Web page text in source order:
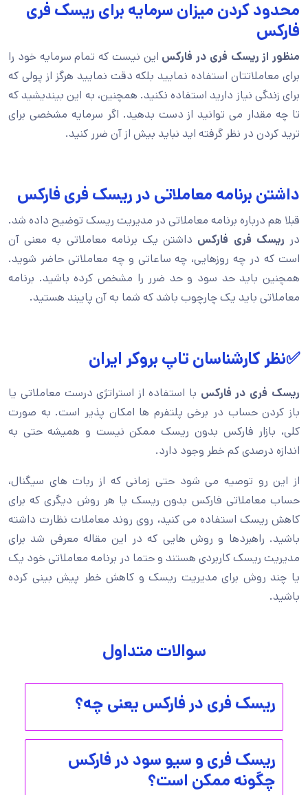
محدود کردن میزان سرمایه برای ریسک فری
فارکس
منظور از ریسک فری در فارکس این نیست که تمام سرمایه خود را
برای معاملاتتان استفاده نمایید بلکه دقت نمایید هرگز از پولی که
برای زندگی نیاز دارید استفاده نکنید. همچنین، به این بیندیشید که
تا چه مقدار می توانید از دست بدهید. اگر سرمایه مشخصی برای
ترید کردن در نظر گرفته اید نباید بیش از آن ضرر کنید.
داشتن برنامه معاملاتی در ریسک فری فارکس
قبلا هم درباره برنامه معاملاتی در مدیریت ریسک توضیح داده شد.
در ریسک فری فارکس داشتن یک برنامه معاملاتی به معنی آن
است که در چه روزهایی، چه ساعاتی و چه معاملاتی حاضر شوید.
همچنین باید حد سود و حد ضرر را مشخص کرده باشید. برنامه
معاملاتی باید یک چارچوب باشد که شما به آن پایبند هستید.
✅نظر کارشناسان تاپ بروکر ایران
ریسک فری در فارکس با استفاده از استراتژی درست معاملاتی یا
باز کردن حساب در برخی پلتفرم ها امکان پذیر است. به صورت
کلی، بازار فارکس بدون ریسک ممکن نیست و همیشه حتی به
اندازه درصدی کم خطر وجود دارد.
از این رو توصیه می شود حتی زمانی که از ربات های سیگنال،
حساب معاملاتی فارکس بدون ریسک یا هر روش دیگری که برای
کاهش ریسک استفاده می کنید، روی روند معاملات نظارت داشته
باشید. راهبردها و روش هایی که در این مقاله معرفی شد برای
مدیریت ریسک کاربردی هستند و حتما در برنامه معاملاتی خود یک
یا چند روش برای مدیریت ریسک و کاهش خطر پیش بینی کرده
باشید.
سوالات متداول
ریسک فری در فارکس یعنی چه؟
ریسک فری و سیو سود در فارکس
چگونه ممکن است؟